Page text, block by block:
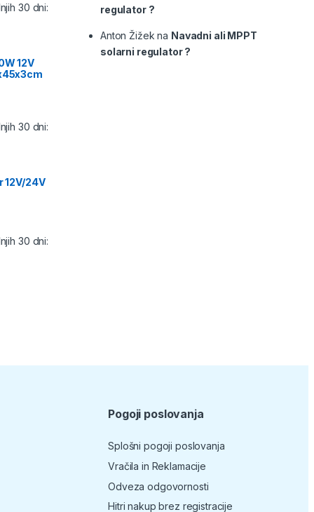
30 dni:
12V
30 dni:
12V/24V
30 dni:
regulator ?
Anton Žižek na Navadni ali MPPT
solarni regulator ?
Pogoji poslovanja
Splošni pogoji poslovanja
Vračila in Reklamacije
Odveza odgovornosti
Hitri nakup brez registracije